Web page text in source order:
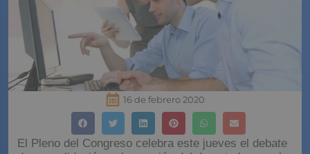
16 de febrero 2020
El Pleno del Congreso celebra este jueves el debate